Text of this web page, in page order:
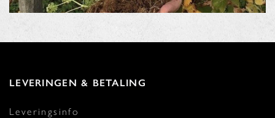
LEVERINGEN & BETALING
Leveringsinfo